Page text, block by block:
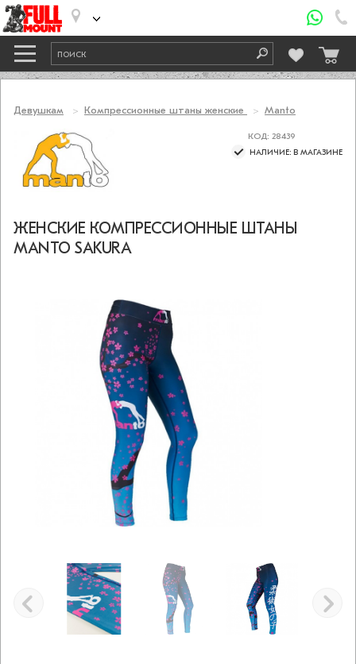
Девушкам Компрессионные штаны женские Manto
КОД: 28439
НАЛИЧИЕ: В МАГАЗИНЕ
ЖЕНСКИЕ КОМПРЕССИОННЫЕ ШТАНЫ
MANTO SAKURA